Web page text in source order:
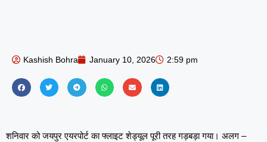
Kashish Bohra January 10, 2026 2:59 pm
शनिवार को जयपुर एयरपोर्ट का फ्लाइट शेड्यूल पूरी तरह गड़बड़ा गया। अलग –